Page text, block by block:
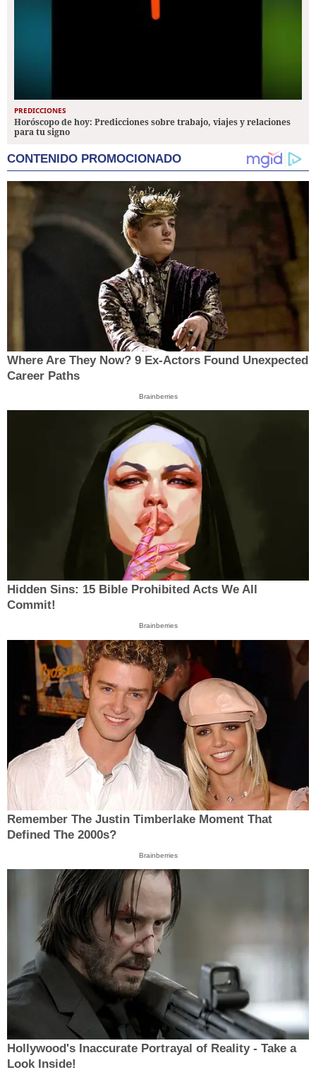
PREDICCIONES
Horóscopo de hoy: Predicciones sobre trabajo, viajes y relaciones
para tu signo
CONTENIDO PROMOCIONADO
Where Are They Now? 9 Ex-Actors Found Unexpected
Career Paths
Brainberries
Hidden Sins: 15 Bible Prohibited Acts We All
Commit!
Brainberries
Remember The Justin Timberlake Moment That
Defined The 2000s?
Brainberries
Hollywood's Inaccurate Portrayal of Reality - Take a
Look Inside!